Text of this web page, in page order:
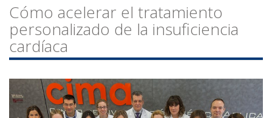
Cómo acelerar el tratamiento
personalizado de la insuficiencia
cardíaca